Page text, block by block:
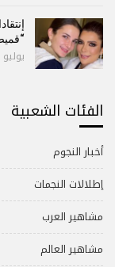
يوليو 23, 2020
الفئات الشعبية
أخبار النجوم
إطلالات النجمات
مشاهير العرب
مشاهير العالم